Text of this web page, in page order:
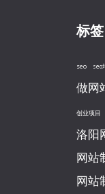
标签
seo seo
做网
创业项目
洛阳
网站
网站